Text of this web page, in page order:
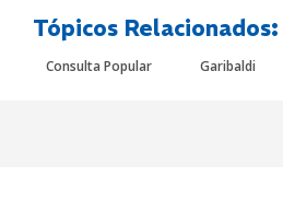
Tópicos Relacionados:
Consulta Popular Garibaldi